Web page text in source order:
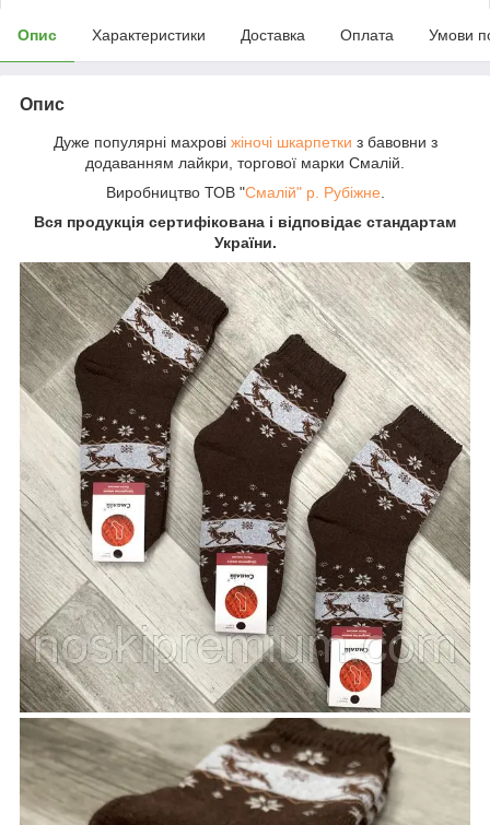
Опис Характеристики Доставка Оплата Умови
Опис
Дуже популярні махрові жіночі шкарпетки з бавовни з
додаванням лайкри, торгової марки Смалій.
Виробництво ТОВ "Смалій" р. Рубіжне
Вся продукція сертифікована і відповідає стандартам
України.